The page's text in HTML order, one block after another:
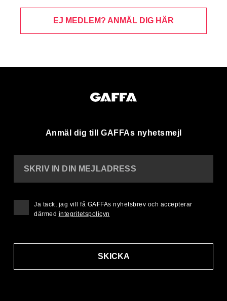
EJ MEDLEM? ANMÄL DIG HÄR
Anmäl dig till GAFFAs nyhetsmejl
SKRIV IN DIN MEJLADRESS
SKICKA
Ja tack, jag vill få GAFFAs nyhetsbrev och accepterar
därmed integritetspolicyn